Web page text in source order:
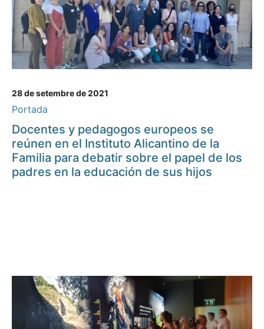
28 de setembre de 2021
Portada
Docentes y pedagogos europeos se
reúnen en el Instituto Alicantino de la
Familia para debatir sobre el papel de los
padres en la educación de sus hijos